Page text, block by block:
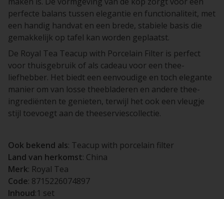
perfecte balans tussen elegantie en functionaliteit, met
een handig handvat en een brede, stabiele basis die
gemakkelijk op tafel kan worden geplaatst.
De Royal Tea Teacup with Porcelain Filter is perfect
voor thuisgebruik of als cadeau voor een thee-
liefhebber. Het biedt een eenvoudige en toch elegante
manier om van losse theebladeren en andere thee-
ingrediënten te genieten, terwijl het ook een vleugje
stijl toevoegt aan de theeserviescollectie.
Ook bekend als: Teacup with porcelain filter
Land van herkomst: China
Merk: Royal Tea
Code: 8715226074897
Inhoud:1 set